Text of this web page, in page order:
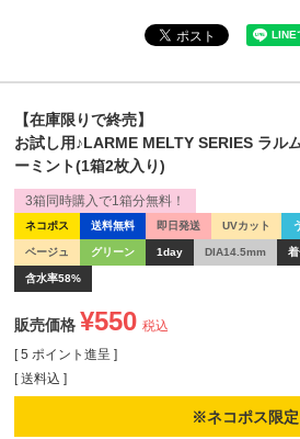
【在庫限りで終売】
お試し用♪LARME MELTY SERIES ラル
ーミント(1箱2枚入り)
ネコポス 送料無料 即日発送 UVカット
ベージュ グリーン 1day DIA14.5mm
含水率58%
3箱同時購入で1箱分無料！
販売価格 ¥550 税込
[ 5 ポイント進呈 ]
送料込
※ネコポス限定